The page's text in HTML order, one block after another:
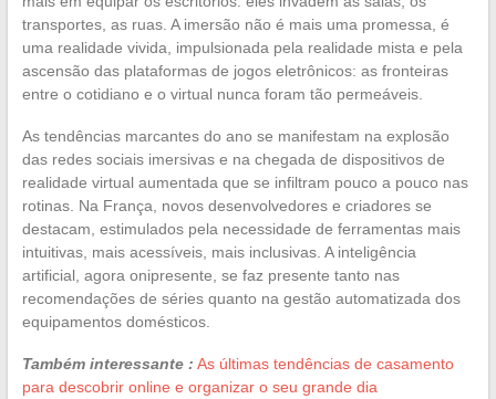
transportes, as ruas. A imersão não é mais uma promessa, é
uma realidade vivida, impulsionada pela realidade mista e pela
ascensão das plataformas de jogos eletrônicos: as fronteiras
entre o cotidiano e o virtual nunca foram tão permeáveis.
As tendências marcantes do ano se manifestam na explosão
das redes sociais imersivas e na chegada de dispositivos de
realidade virtual aumentada que se infiltram pouco a pouco nas
rotinas. Na França, novos desenvolvedores e criadores se
destacam, estimulados pela necessidade de ferramentas mais
intuitivas, mais acessíveis, mais inclusivas. A inteligência
artificial, agora onipresente, se faz presente tanto nas
recomendações de séries quanto na gestão automatizada dos
equipamentos domésticos.
Também interessante : As últimas tendências de casamento
para descobrir online e organizar o seu grande dia